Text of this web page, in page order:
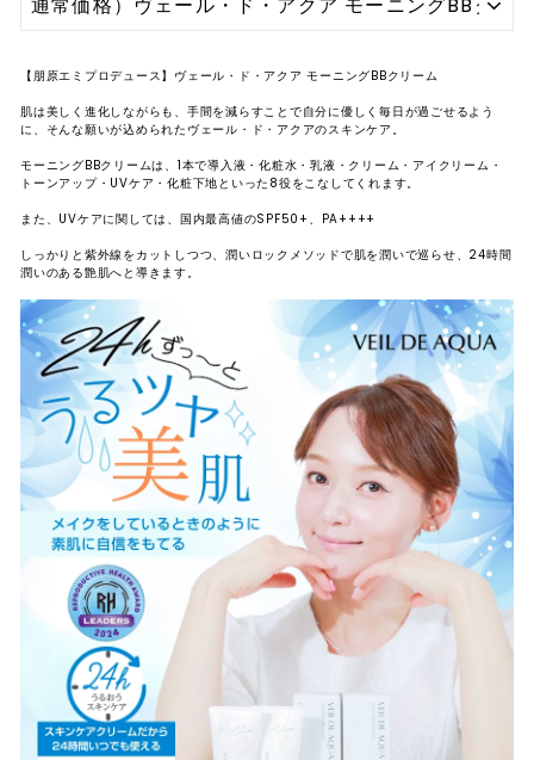
ク
シ
ョ
プ
【朋原エミプロデュース】ヴェール・ド・アクア モーニングBBクリーム
肌は美しく進化しながらも、手間を減らすことで自分に優しく毎日が過ごせるよう
に、そんな願いが込められたヴェール・ド・アクアのスキンケア。
モーニングBBクリームは、1本で導入液・化粧水・乳液・クリーム・アイクリーム・
トーンアップ・UVケア・化粧下地といった8役をこなしてくれます。
また、UVケアに関しては、国内最高値のSPF50+、PA++++
しっかりと紫外線をカットしつつ、潤いロックメソッドで肌を潤いで巡らせ、24時間
潤いのある艶肌へと導きます。